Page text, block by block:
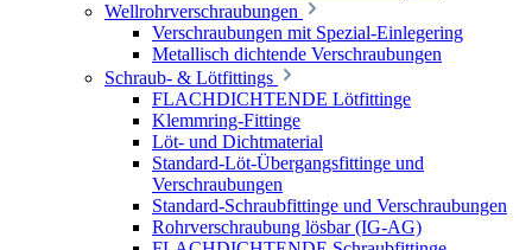
Wellrohrverschraubungen
Verschraubungen mit Spezial-Einlegering
Metallisch dichtende Verschraubungen
Schraub- & Lötfittings
FLACHDICHTENDE Lötfittinge
Klemmring-Fittinge
Löt- und Dichtmaterial
Standard-Löt-Übergangsfittinge und
Verschraubungen
Standard-Schraubfittinge und Verschraubungen
Rohrverschraubung lösbar (IG-AG)